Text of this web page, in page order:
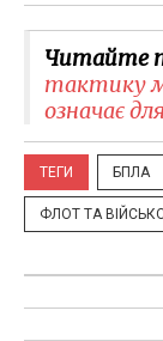
Читайте
тактику
означає
ТЕГИ БПЛА
ФЛОТ ТА